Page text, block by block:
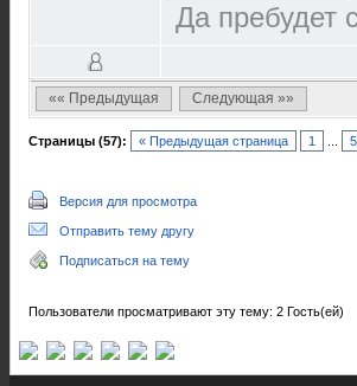
Да пребудет
«« Предыдущая Следующая »»
Страницы (57): « Предыдущая страница 1
Версия для просмотра
Отправить тему другу
Подписаться на тему
Пользователи просматривают эту тему: 2 Гость(ей)